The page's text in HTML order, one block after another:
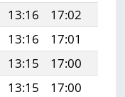
13:16 17:02
13:16 17:01
13:15 17:00
13:15 17:00